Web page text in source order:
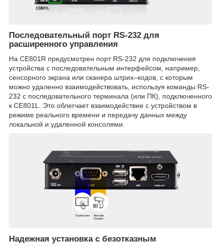
Последовательный порт RS-232 для
расширенного управления
На CE801R предусмотрен порт RS-232 для подключения
устройства с последовательным интерфейсом, например,
сенсорного экрана или сканера штрих–кодов, с которым
можно удаленно взаимодействовать, используя команды RS-
232 с последовательного терминала (или ПК), подключенного
к CE801L. Это облегчает взаимодействие с устройством в
режиме реального времени и передачу данных между
локальной и удаленной консолями.
Надежная установка с безотказным